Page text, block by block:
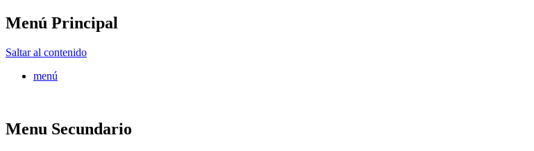
Menú Principal
Saltar al contenido
menú
Menu Secundario